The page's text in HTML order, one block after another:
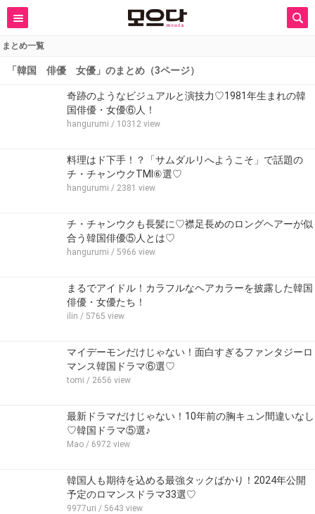
まとめ一覧
「韓国 俳優 女優」のまとめ（3ページ）
奇跡のようなビジュアルと演技力♡1981年生まれの韓
国俳優・女優⑥人！
hangurumi / 10312 view
料理はド下手！？「サムダルリへようこそ」で話題の
チ・チャンウクTMI⑥選♡
hangurumi / 2381 view
チ・チャンウクも長髪に♡襟足長めのロングヘアーが似
合う韓国俳優⑤人とは♡
hangurumi / 5966 view
まるでアイドル！カラフルなヘアカラーを披露した韓国
俳優・女優たち！
ilin / 5765 view
マイデーモンだけじゃない！面白すぎるファンタジーロ
マンス韓国ドラマ⑥選♡
tomi / 2656 view
最新ドラマだけじゃない！10年前の胸キュン間違いなし
♡韓国ドラマ⑤選♪
Mao / 6972 view
韓国人も期待を込める最強タックばかり！2024年公開
予定のロマンスドラマ33選♡
9977uri / 5643 view